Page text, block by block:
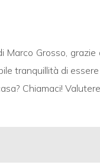
Marco Grosso,
tranquillità di
Chiamaci!